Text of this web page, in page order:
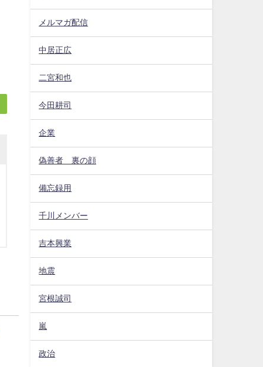
メルマガ配信
中居正広
二宮和也
今田耕司
企業
偽善者 裏の顔
備忘録用
千川メンバー
吉本興業
地震
宮根誠司
嵐
政治